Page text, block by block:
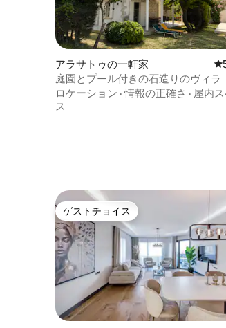
アラサトゥの一軒家
庭園とプール付きの石造りのヴィラ
Alaçatı ）
ロケーション ·情報の正確さ · 屋内
ス
ゲストチョイス
ゲストチョイス